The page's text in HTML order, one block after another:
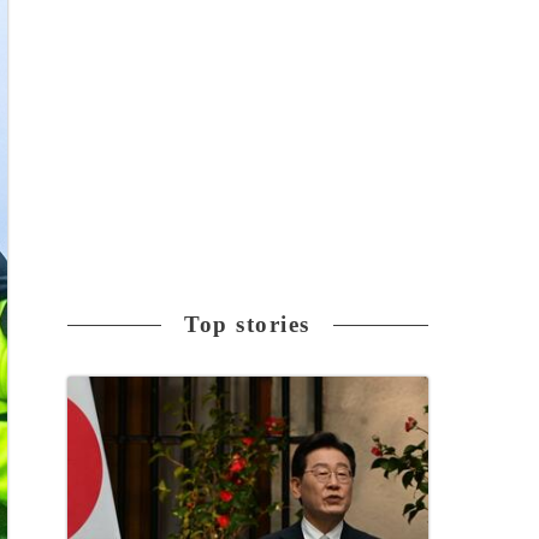
Top stories